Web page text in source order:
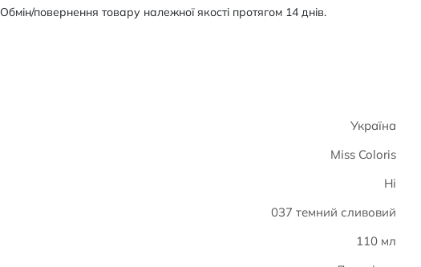
Обмін/повернення товару належної якості протягом 14 днів.
Україна
Miss Coloris
Ні
037 темний сливовий
110 мл